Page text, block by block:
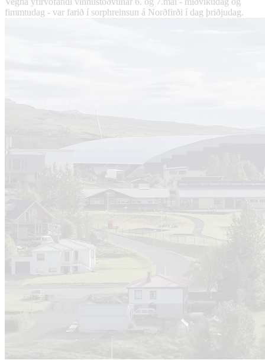
fimmtudag - var farið í sorphreinsun á Norðfirði í dag þriðjudag.